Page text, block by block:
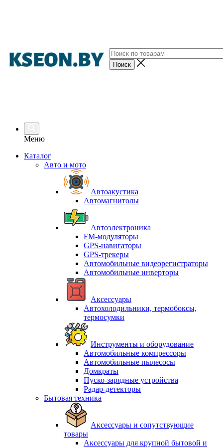
Меню
Каталог
Авто и мото
Автоакустика
Автомагнитолы
Автоэлектроника
FM-модуляторы
GPS-навигаторы
GPS-трекеры
Автомобильные видеорегистраторы
Автомобильные инверторы
Аксессуары
Автохолодильники, термобоксы,
термосумки
Инструменты и оборудование
Автомобильные компрессоры
Автомобильные пылесосы
Домкраты
Пуско-зарядные устройства
Радар-детекторы
Бытовая техника
Аксессуары и сопутствующие
товары
Аксессуары для крупной бытовой и